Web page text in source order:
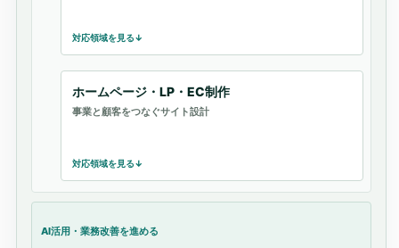
対応領域を見る
ホームページ・LP・EC制作
事業と顧客をつなぐサイト設計
対応領域を見る
AI活用・業務改善を進める